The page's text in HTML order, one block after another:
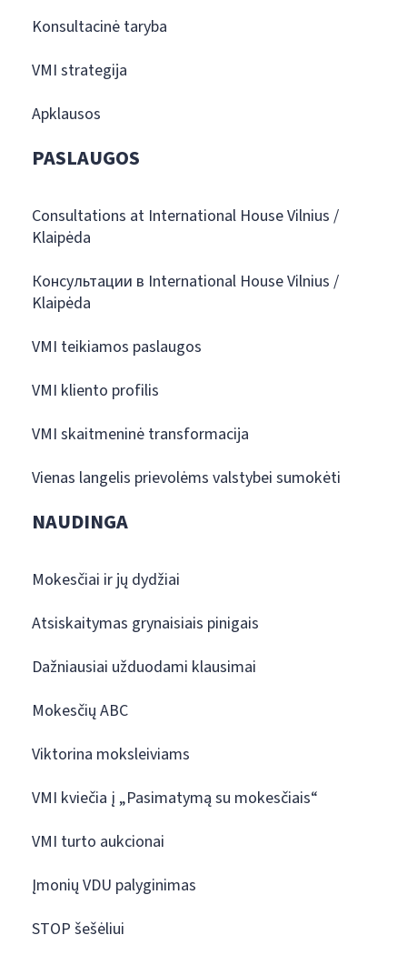
Konsultacinė taryba
VMI strategija
Apklausos
PASLAUGOS
Consultations at International House Vilnius /
Klaipėda
Консультации в International House Vilnius /
Klaipėda
VMI teikiamos paslaugos
VMI kliento profilis
VMI skaitmeninė transformacija
Vienas langelis prievolėms valstybei sumokėti
NAUDINGA
Mokesčiai ir jų dydžiai
Atsiskaitymas grynaisiais pinigais
Dažniausiai užduodami klausimai
Mokesčių ABC
Viktorina moksleiviams
VMI kviečia į „Pasimatymą su mokesčiais“
VMI turto aukcionai
Įmonių VDU palyginimas
STOP šešėliui